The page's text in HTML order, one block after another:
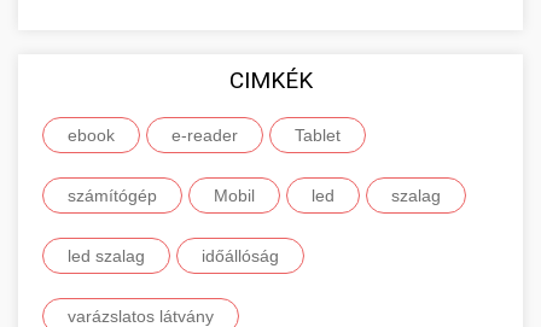
CIMKÉK
ebook e-reader Tablet
számítógép Mobil led szalag
led szalag időállóság
varázslatos látvány